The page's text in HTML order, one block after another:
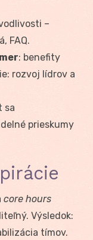
–
FAQ.
: benefity
rozvoj lídrov a
sa
prieskumy
core hours
Výsledok:
tímov.